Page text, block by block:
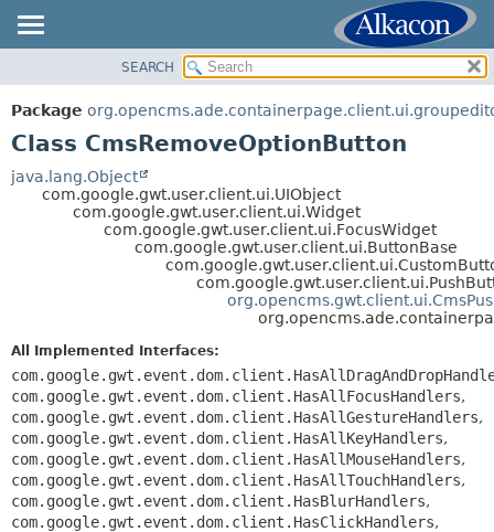
PACKAGE
CLASS
DEPRECATED
SUMMARY:
METHOD
DETAIL:
FIELD
CONSTR
METHOD
SEARCH
Package
Class CmsRemoveOptionButton
java.lang.Object
com.google.gwt.user.client.ui.UIObject
com.google.gwt.user.client.ui.Widget
com.google.gwt.user.client.ui.FocusWidget
com.google.gwt.user.client.ui.ButtonBase
All Implemented Interfaces:
com.google.gwt.event.dom.client.HasAllFocusHandlers,
com.google.gwt.event.dom.client.HasAllGestureHandlers,
com.google.gwt.event.dom.client.HasAllKeyHandlers,
com.google.gwt.event.dom.client.HasAllMouseHandlers,
com.google.gwt.event.dom.client.HasAllTouchHandlers,
com.google.gwt.event.dom.client.HasBlurHandlers,
com.google.gwt.event.dom.client.HasClickHandlers,